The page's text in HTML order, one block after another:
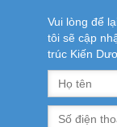
Vui lòng để
tôi sẽ cập
trúc Kiến